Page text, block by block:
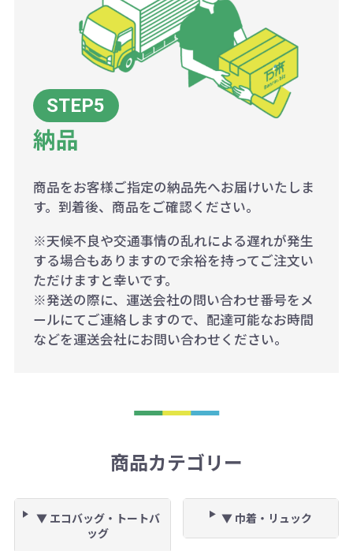
納品
商品をお客様ご指定の納品先へお届けいたしま
す。到着後、商品をご確認ください。
※天候不良や交通事情の乱れによる遅れが発生
する場合もありますので余裕を持ってご注文い
ただけますと幸いです。
※発送の際に、運送会社の問い合わせ番号をメ
ールにてご連絡しますので、配達可能なお時間
などを運送会社にお問い合わせください。
商品カテゴリー
▼ エコバッグ・トートバ
ッグ
▼ 巾着・リュック